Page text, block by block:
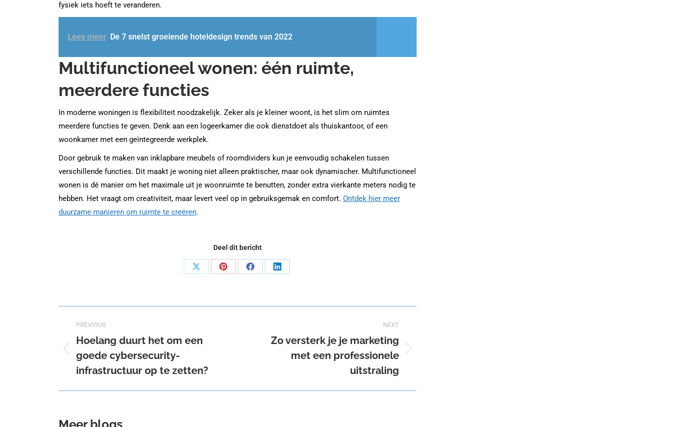
fysiek iets hoeft te veranderen.
Lees meer De 7 snelst groeiende hoteldesign trends van 2022
Multifunctioneel wonen: één ruimte,
meerdere functies
In moderne woningen is flexibiliteit noodzakelijk. Zeker als je kleiner woont, is het slim om ruimtes
meerdere functies te geven. Denk aan een logeerkamer die ook dienstdoet als thuiskantoor, of een
woonkamer met een geïntegreerde werkplek.
Door gebruik te maken van inklapbare meubels of roomdividers kun je eenvoudig schakelen tussen
verschillende functies. Dit maakt je woning niet alleen praktischer, maar ook dynamischer. Multifunctioneel
wonen is dé manier om het maximale uit je woonruimte te benutten, zonder extra vierkante meters nodig te
hebben. Het vraagt om creativiteit, maar levert veel op in gebruiksgemak en comfort. Ontdek hier meer
duurzame manieren om ruimte te creëren.
Deel dit bericht
Share
Share
Share
Share
navigation
PREVIOUS
Previous
post:
Hoelang duurt het om een
goede cybersecurity-
infrastructuur op te zetten?
NEXT
Zo versterk je je marketing
met een professionele
uitstraling